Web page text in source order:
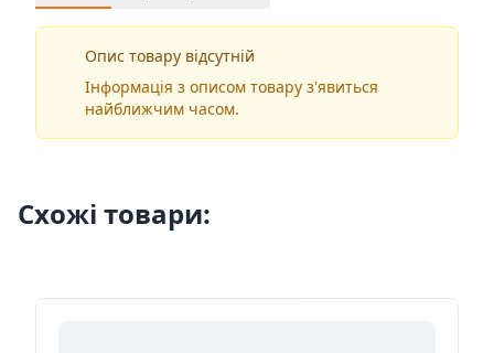
Опис товару відсутній
Інформація з описом товару з'явиться
найближчим часом.
Схожі товари: